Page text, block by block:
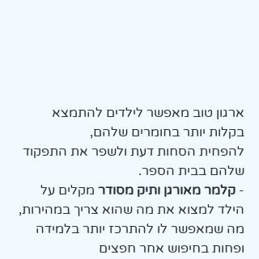
ארגון טוב מאפשר לילדים להתמצא
בקלות יותר בחומרים שלהם,
להפחית הסחות דעת ולשפר את התפקוד
שלהם בבית הספר.
- קלמר מאורגן ותיק מסודר מקלים על
הילד למצוא את מה שהוא צריך במהירות,
מה שמאפשר לו להתרכז יותר בלמידה
ופחות בחיפוש אחר חפצים